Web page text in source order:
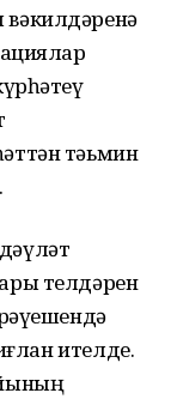
тәьмин
телдәрен
ителде.